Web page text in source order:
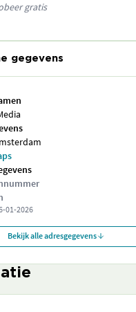
gratis
gegevens
01-2026
Bekijk alle adresgegevens